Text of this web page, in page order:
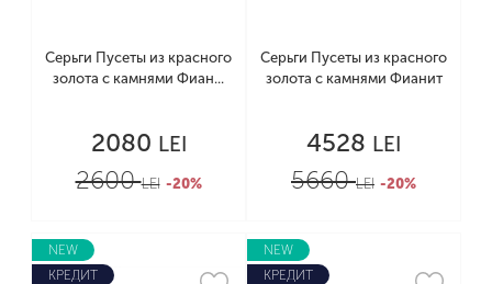
Серьги Пусеты из красного
золота с камнями Фиан...
2080 LEI
2600LEI -20%
Серьги Пусеты из красного
золота с камнями Фианит
4528 LEI
5660LEI -20%
NEW
КРЕДИТ
NEW
КРЕДИТ